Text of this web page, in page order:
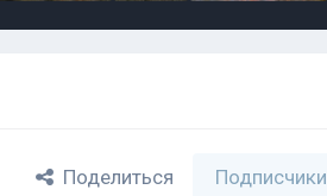
Поделиться Подписчики